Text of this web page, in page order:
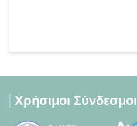
Χρήσιμοι Σύνδεσμοι